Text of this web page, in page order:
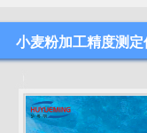
小麦粉加工精度测